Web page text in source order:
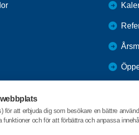
för att erbjuda dig som besökare en bättre
funktioner och för att förbättra och anpassa
intranät